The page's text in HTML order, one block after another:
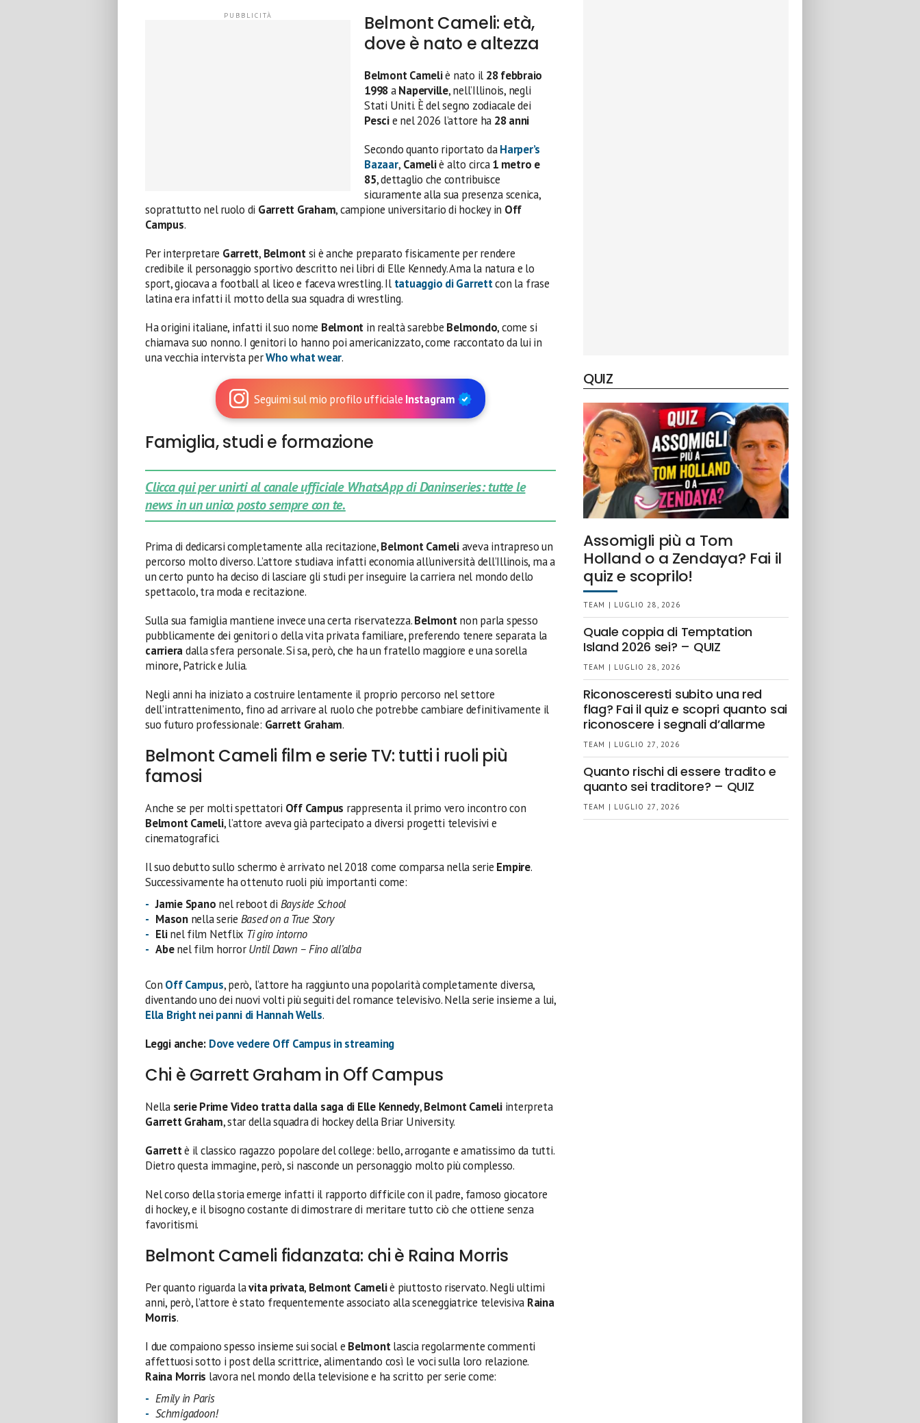
Belmont Cameli: età,
dove è nato e altezza
Belmont Cameliè nato il 28 febbraio
1998aNaperville, nell’Illinois, negli
Stati Uniti. È del segno zodiacale dei
Pescie nel 2026 l’attore ha 28 anni
Secondo quanto riportato daHarper’s
Bazaar, Cameliè alto circa1 metro e
85, dettaglio che contribuisce
sicuramente alla sua presenza scenica,
soprattutto nel ruolo di Garrett Graham, campione universitario di hockey in Off
Campus.
Per interpretare Garrett, Belmontsi è anche preparato fisicamente per rendere
credibile il personaggio sportivo descritto nei libri di Elle Kennedy. Ama la natura e lo
sport, giocava a football al liceo e faceva wrestling. Il tatuaggio di Garrettcon la frase
latina era infatti il motto della sua squadra di wrestling.
Ha origini italiane, infatti il suo nome Belmont in realtà sarebbe Belmondo, come si
chiamava suo nonno. I genitori lo hanno poi americanizzato, come raccontato da lui in
una vecchia intervista perWho what wear.
Seguimi sul mio profilo ufficiale Instagram
Famiglia, studi e formazione
Clicca qui per unirti al canale ufficiale WhatsApp di Daninseries: tutte le
news in un unico posto sempre con te.
Prima di dedicarsi completamente alla recitazione,Belmont Cameliaveva intrapreso un
percorso molto diverso. L’attore studiava infatti economia all’università dell’Illinois, ma a
un certo punto ha deciso di lasciare gli studi per inseguire la carriera nel mondo dello
spettacolo, tra moda e recitazione.
Sulla sua famiglia mantiene invece una certa riservatezza.Belmontnon parla spesso
pubblicamente dei genitori o della vita privata familiare, preferendo tenere separata la
carrieradalla sfera personale. Si sa, però, che ha un fratello maggiore e una sorella
minore, Patrick e Julia.
Negli anni ha iniziato a costruire lentamente il proprio percorso nel settore
dell’intrattenimento, fino ad arrivare al ruolo che potrebbe cambiare definitivamente il
suo futuro professionale: Garrett Graham.
Belmont Cameli film e serie TV: tutti i ruoli più
famosi
Anche se per molti spettatori Off Campus rappresenta il primo vero incontro con
Belmont Cameli, l’attore aveva già partecipato a diversi progetti televisivi e
cinematografici.
Il suo debutto sullo schermo è arrivato nel 2018 come comparsa nella serie Empire.
Successivamente ha ottenuto ruoli più importanti come:
Jamie Spano nel reboot di Bayside School
Masonnella serie Based on a True Story
Elinel film Netflix Ti giro intorno
Abenel film horrorUntil Dawn – Fino all’alba
Con Off Campus, però, l’attore ha raggiunto una popolarità completamente diversa,
diventando uno dei nuovi volti più seguiti del romance televisivo. Nella serie insieme a lui,
Ella Bright nei panni di Hannah Wells.
Leggi anche: Dove vedere Off Campus in streaming
Chi è Garrett Graham in Off Campus
Nella serie Prime Video tratta dalla saga di Elle Kennedy,BelmontCameliinterpreta
Garrett Graham, star della squadra di hockey della Briar University.
Garrettè il classico ragazzo popolare del college: bello, arrogante e amatissimo da tutti.
Dietro questa immagine, però, si nasconde un personaggio molto più complesso.
Nel corso della storia emerge infatti il rapporto difficile con il padre, famoso giocatore
di hockey, e il bisogno costante di dimostrare di meritare tutto ciò che ottiene senza
favoritismi.
Belmont Cameli fidanzata: chi è Raina Morris
Per quanto riguarda lavita privata, Belmont Cameliè piuttosto riservato. Negli ultimi
anni, però, l’attore è stato frequentemente associato alla sceneggiatrice televisiva Raina
Morris.
I due compaiono spesso insieme sui social e Belmontlascia regolarmente commenti
affettuosi sotto i post della scrittrice, alimentando così le voci sulla loro relazione.
Raina Morris lavora nel mondo della televisione e ha scritto per serie come:
Emily in Paris
Schmigadoon!
QUIZ
Assomigli più a Tom
Holland o a Zendaya? Fai il
quiz e scoprilo!
TEAM | LUGLIO 28, 2026
Quale coppia di Temptation
Island 2026 sei? – QUIZ
TEAM | LUGLIO 28, 2026
Riconosceresti subito una red
flag? Fai il quiz e scopri quanto sai
riconoscere i segnali d’allarme
TEAM | LUGLIO 27, 2026
Quanto rischi di essere tradito e
quanto sei traditore? – QUIZ
TEAM | LUGLIO 27, 2026